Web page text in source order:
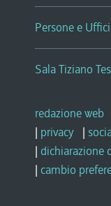
Persone e Uffici
Sala Tiziano
redazione web
| privacy |
| dichiarazione
| cambio